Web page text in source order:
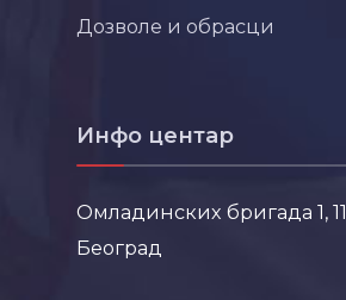
Дозволе и обрасци
Инфо центар
Омладинских бригада 1,
Београд